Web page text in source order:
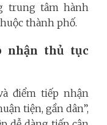
trung tâm hành
thành phố.
nhận thủ tục
điểm tiếp nhận
tiện, gần dân”,